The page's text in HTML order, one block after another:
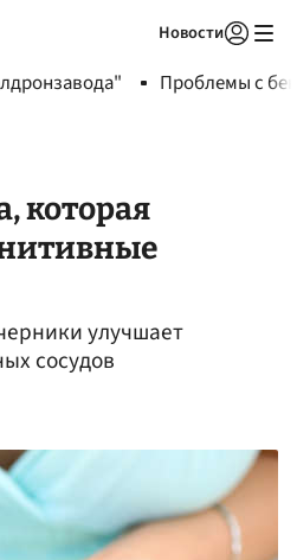
Новости
Проблемы с
которая
улучшает
сосудов